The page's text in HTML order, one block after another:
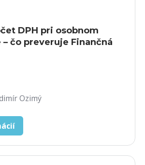
DPH pri osobnom
čo preveruje Finančná
Ozimý